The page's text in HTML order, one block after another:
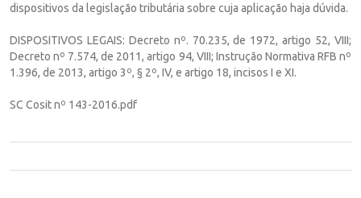
dispositivos da legislação tributária sobre cuja aplicação haja dúvida.
DISPOSITIVOS LEGAIS: Decreto nº. 70.235, de 1972, artigo 52, VIII;
Decreto nº 7.574, de 2011, artigo 94, VIII; Instrução Normativa RFB nº
1.396, de 2013, artigo 3º, § 2º, IV, e artigo 18, incisos I e XI.
SC Cosit nº 143-2016.pdf